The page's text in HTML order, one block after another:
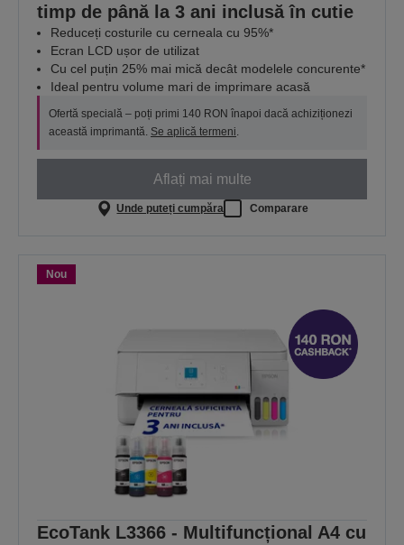
timp de până la 3 ani inclusă în cutie
Reduceți costurile cu cerneala cu 95%*
Ecran LCD ușor de utilizat
Cu cel puțin 25% mai mică decât modelele concurente*
Ideal pentru volume mari de imprimare acasă
Ofertă specială – poți primi 140 RON înapoi dacă achiziționezi
această imprimantă. Se aplică termeni.
Aflați mai multe
Unde puteți cumpăra Comparare
Nou
EcoTank L3366 - Multifuncțional A4 cu